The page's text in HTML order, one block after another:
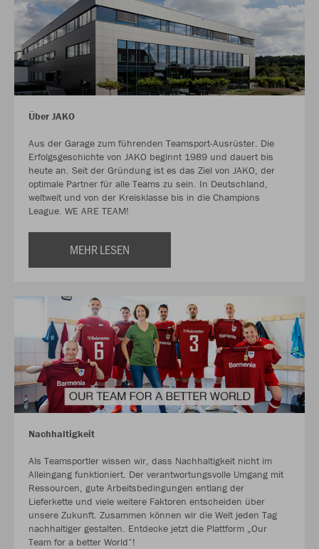
Über JAKO
Aus der Garage zum führenden Teamsport-Ausrüster. Die
Erfolgsgeschichte von JAKO beginnt 1989 und dauert bis
heute an. Seit der Gründung ist es das Ziel von JAKO, der
optimale Partner für alle Teams zu sein. In Deutschland,
weltweit und von der Kreisklasse bis in die Champions
League. WE ARE TEAM!
MEHR LESEN
Nachhaltigkeit
Als Teamsportler wissen wir, dass Nachhaltigkeit nicht im
Alleingang funktioniert. Der verantwortungsvolle Umgang mit
Ressourcen, gute Arbeitsbedingungen entlang der
Lieferkette und viele weitere Faktoren entscheiden über
unsere Zukunft. Zusammen können wir die Welt jeden Tag
nachhaltiger gestalten. Entdecke jetzt die Plattform „Our
Team for a better World“!